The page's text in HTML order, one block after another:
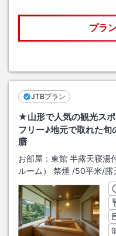
プラ
JTBプラン
★山形で人気の観光ス
フリー♪地元で取れた旬
膳
お部屋： 東館 半露天寝湯
ルーム） 禁煙 /50平米/露